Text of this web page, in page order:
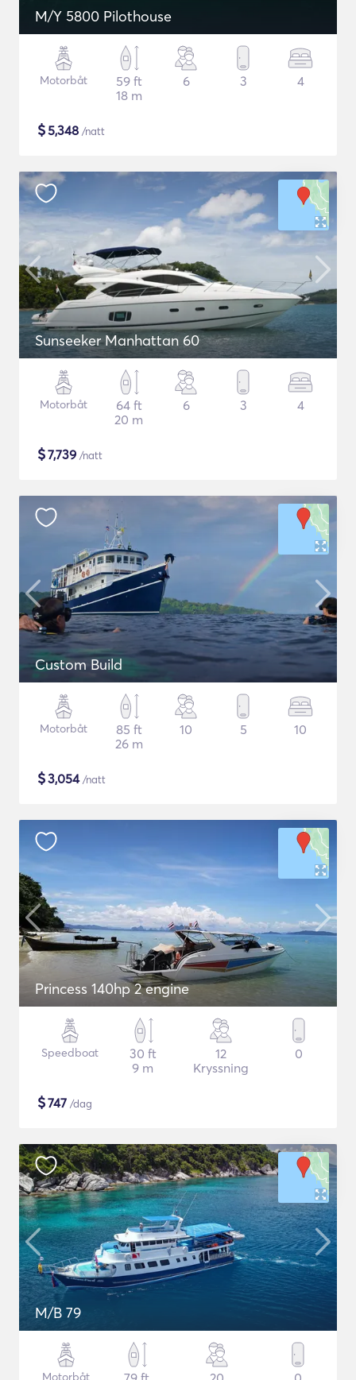
M/Y 5800 Pilothouse
Motorbåt
59 ft
18 m
6 3 4
$5,348 /natt
Sunseeker Manhattan 60
Motorbåt
64 ft
20 m
6 3 4
$7,739 /natt
Custom Build
Motorbåt
85 ft
26 m
10 5 10
$3,054/natt
Princess 140hp 2 engine
Speedboat
30 ft
9 m
12
Kryssning
0
$747 /dag
M/B 79
Motorbåt